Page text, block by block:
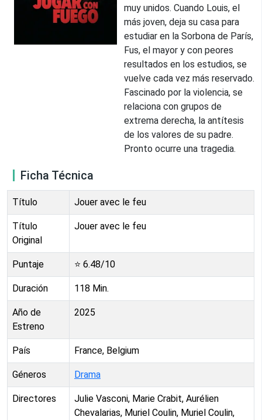
muy unidos. Cuando Louis, el
más joven, deja su casa para
estudiar en la Sorbona de París,
Fus, el mayor y con peores
resultados en los estudios, se
vuelve cada vez más reservado.
Fascinado por la violencia, se
relaciona con grupos de
extrema derecha, la antítesis
de los valores de su padre.
Pronto ocurre una tragedia.
Ficha Técnica
Título Jouer avec le feu
Título
Original
Jouer avec le feu
Puntaje ⭐ 6.48/10
Duración 118 Min.
Año de
Estreno
2025
País France, Belgium
Géneros Drama
Directores
Julie Vasconi, Marie Crabit, Aurélien
Chevalarias, Muriel Coulin, Muriel Coulin,